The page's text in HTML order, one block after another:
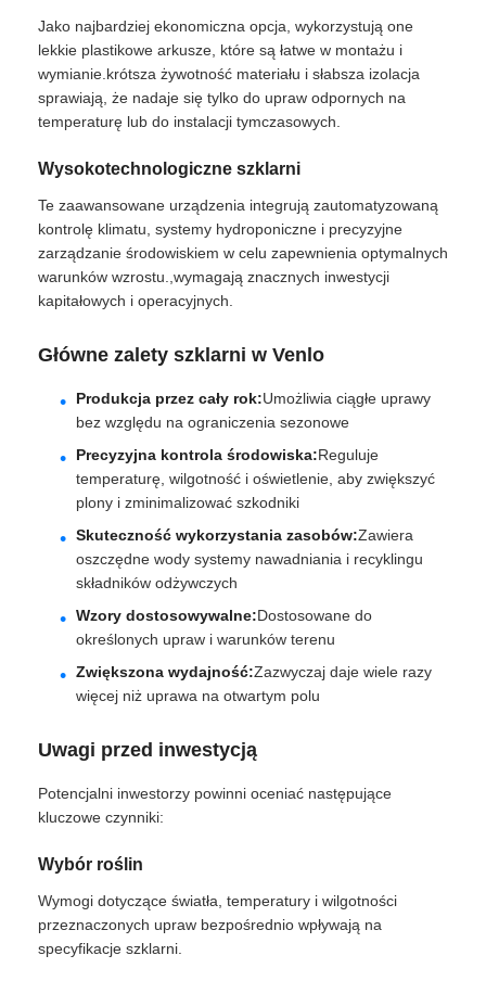
Jako najbardziej ekonomiczna opcja, wykorzystują one
lekkie plastikowe arkusze, które są łatwe w montażu i
wymianie.krótsza żywotność materiału i słabsza izolacja
sprawiają, że nadaje się tylko do upraw odpornych na
temperaturę lub do instalacji tymczasowych.
Wysokotechnologiczne szklarni
Te zaawansowane urządzenia integrują zautomatyzowaną
kontrolę klimatu, systemy hydroponiczne i precyzyjne
zarządzanie środowiskiem w celu zapewnienia optymalnych
warunków wzrostu.,wymagają znacznych inwestycji
kapitałowych i operacyjnych.
Główne zalety szklarni w Venlo
Produkcja przez cały rok:Umożliwia ciągłe uprawy
bez względu na ograniczenia sezonowe
Precyzyjna kontrola środowiska:Reguluje
temperaturę, wilgotność i oświetlenie, aby zwiększyć
plony i zminimalizować szkodniki
Skuteczność wykorzystania zasobów:Zawiera
oszczędne wody systemy nawadniania i recyklingu
składników odżywczych
Wzory dostosowywalne:Dostosowane do
określonych upraw i warunków terenu
Zwiększona wydajność:Zazwyczaj daje wiele razy
więcej niż uprawa na otwartym polu
Uwagi przed inwestycją
Potencjalni inwestorzy powinni oceniać następujące
kluczowe czynniki:
Wybór roślin
Wymogi dotyczące światła, temperatury i wilgotności
przeznaczonych upraw bezpośrednio wpływają na
specyfikacje szklarni.